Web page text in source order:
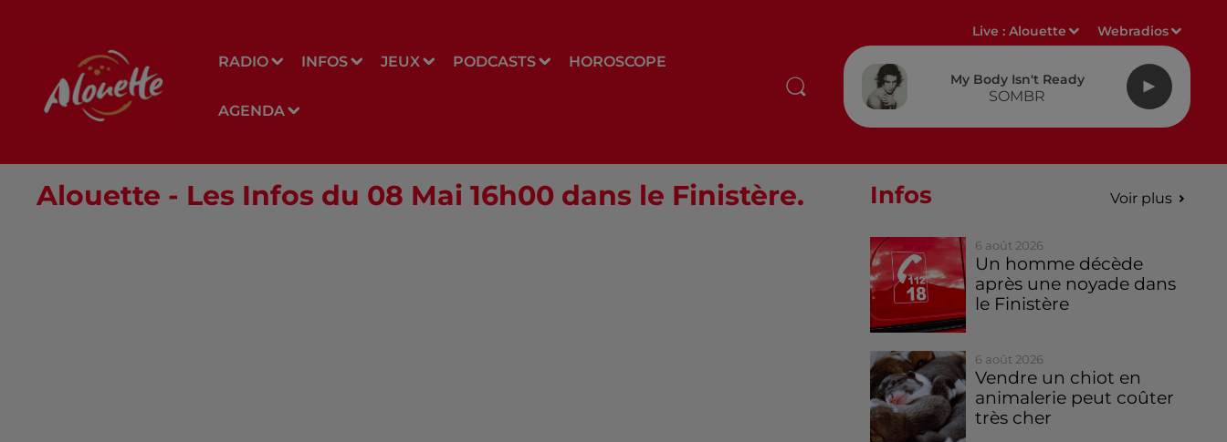
RADIO INFOS JEUX PODCASTS HOROSCOPE
AGENDA
Live :Alouette Webradios
My Body Isn't Ready
SOMBR
Alouette - Les Infos du 08 Mai 16h00 dans le Finistère. Infos Voir plus
6 août 2026
Un homme décède
après une noyade dans
le Finistère
6 août 2026
Vendre un chiot en
animalerie peut coûter
très cher